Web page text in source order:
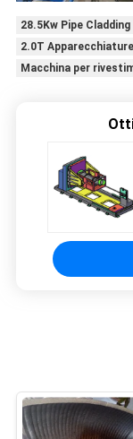
28.5Kw Pipe
2.0T
Macchina per